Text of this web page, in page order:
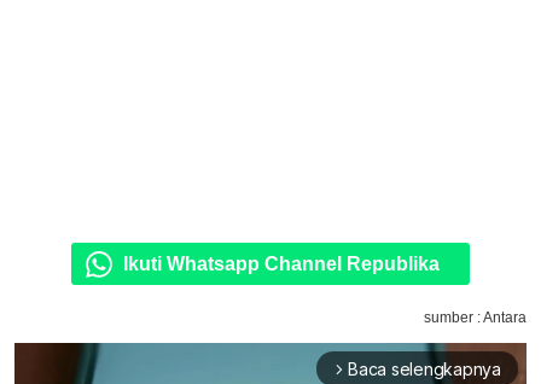
Ikuti Whatsapp Channel Republika
sumber : Antara
arrow_forward_ios Baca selengkapnya